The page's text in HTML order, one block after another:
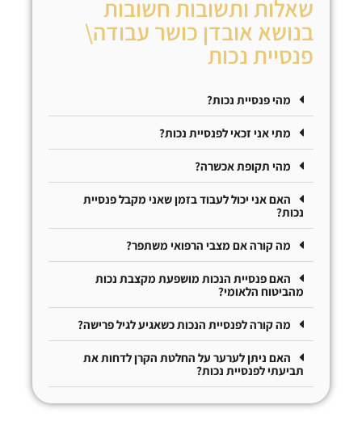
שאלות ותשובות חשובות
בנושא אובדן כושר עבודה\
פנסיית נכות
מהי פנסיית נכות?
מתי אני זכאי לפנסיית נכות?
מהי תקופת אכשרה?
האם אני יכול לעבוד בזמן שאני מקבל פנסיית
נכות?
מה קורה אם מצבי הרפואי משתפר?
האם פנסיית הנכות מושפעת מקצבת נכות
מהביטוח הלאומי?
מה קורה לפנסיית הנכות כשאגיע לגיל פרישה?
האם ניתן לערער על החלטת הקרן לדחות את
תביעתי לפנסיית נכות?